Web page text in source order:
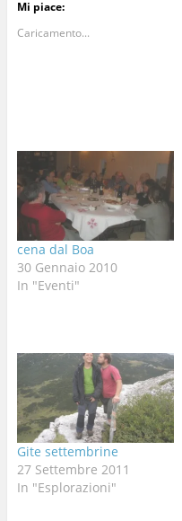
Mi piace:
Caricamento...
cena dal Boa
30 Gennaio 2010
In "Eventi"
Gite settembrine
27 Settembre 2011
In "Esplorazioni"